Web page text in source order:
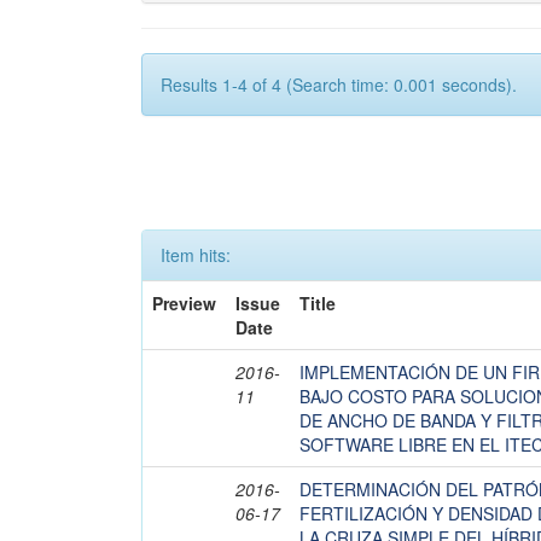
Results 1-4 of 4 (Search time: 0.001 seconds).
Item hits:
Preview
Issue
Date
Title
2016-
11
IMPLEMENTACIÓN DE UN
BAJO COSTO PARA
DE ANCHO DE BANDA Y
SOFTWARE LIBRE EN EL
2016-
06-17
DETERMINACIÓN DEL
FERTILIZACIÓN Y